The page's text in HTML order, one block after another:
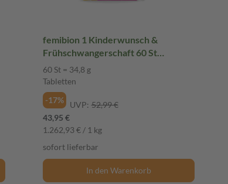
femibion 1 Kinderwunsch &
Frühschwangerschaft 60 St
Tabletten
60 St = 34,8 g
Tabletten
-17%
UVP: 52,99 €
43,95 €
1.262,93 € / 1 kg
sofort lieferbar
In den Warenkorb